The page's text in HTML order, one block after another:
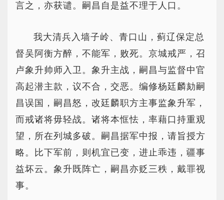
言之，亦获谴。嗣昌自是益不理于人口。
我大清兵入墙子岭、青口山，蓟辽保定总
督吴阿衡方醉，不能军，败死。京城戒严，召
卢象升帅师入卫。象升主战，嗣昌与监督中官
高起潜主款，议不合，交恶。编修杨廷麟劾嗣
昌误国，嗣昌怒，改廷麟职方主事监象升军，
而戒诸将毋轻战。诸将本恇怯，率藉口持重观
望，所在列城多破。嗣昌据军中报，请旨授方
略。比下军前，则机宜已变，进止乖违，疆事
益坏云。象升既阵亡，嗣昌亦贬三秩，戴罪视
事。